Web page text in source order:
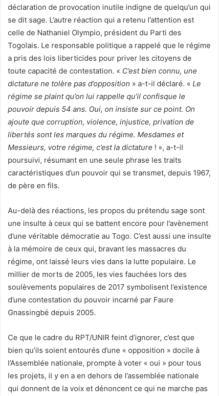
déclaration de provocation inutile indigne de quelqu’un qui
se dit sage. L’autre réaction qui a retenu l’attention est
celle de Nathaniel Olympio, président du Parti des
Togolais. Le responsable politique a rappelé que le régime
a pris des lois liberticides pour priver les citoyens de
toute capacité de contestation. « C’est bien connu, une
dictature ne tolère pas d’opposition » a-t-il déclaré. « Le
régime se plaint qu’on lui rappelle qu’il confisque le
pouvoir depuis 54 ans. Oui, on insiste sur ce point. On
ajoute que corruption, violence, injustice, privation de
libertés sont les marques du régime. Mesdames et
Messieurs, votre régime, c’est la dictature ! », a-t-il
poursuivi, résumant en une seule phrase les traits
caractéristiques d’un pouvoir qui se transmet, depuis 1967,
de père en fils.
Au-delà des réactions, les propos du prétendu sage sont
une insulte à ceux qui se battent encore pour l’avènement
d’une véritable démocratie au Togo. C’est aussi une insulte
à la mémoire de ceux qui, bravant les massacres du
régime, ont laissé leurs vies dans la lutte populaire. Le
millier de morts de 2005, les vies fauchées lors des
soulèvements populaires de 2017 symbolisent l’existence
d’une contestation du pouvoir incarné par Faure
Gnassingbé depuis 2005.
Ce que le cadre du RPT/UNIR feint d’ignorer, c’est que
bien qu’ils soient entourés d’une « opposition » docile à
l’Assemblée nationale, prompte à voter « oui » pour tous
les projets, il y en a en dehors de l’assemblée nationale
qui donnent de la voix et dénoncent ce qui ne marche pas